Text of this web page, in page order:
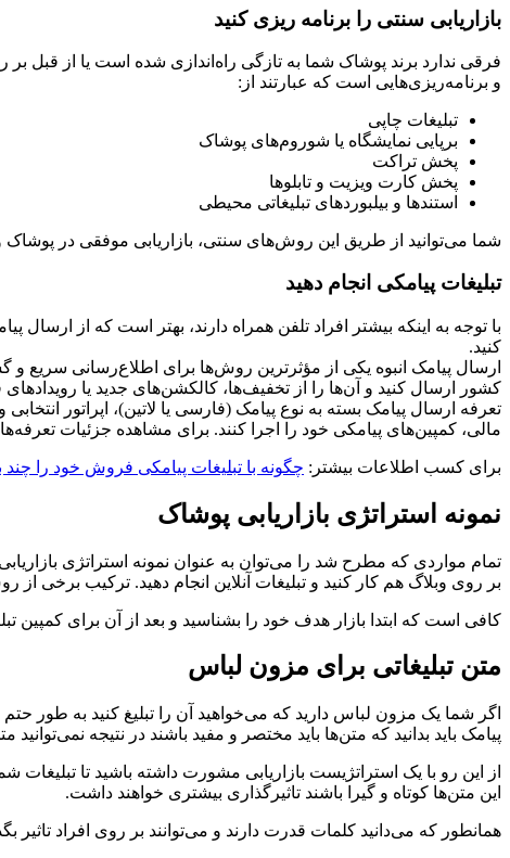
بازاریابی سنتی را برنامه ریزی کنید
فرقی ندارد برند پوشاک شما به تازگی راه‌اندازی شده است یا از قبل
و برنامه‌ریزی‌هایی است که عبارتند از:
تبلیغات چاپی
برپایی نمایشگاه‌ یا شوروم‌های پوشاک
پخش تراکت
پخش کارت ویزیت و تابلوها
استندها و بیلبوردهای تبلیغاتی محیطی
شما می‌توانید از طریق این روش‌های سنتی، بازاریابی موفقی در پوشاک
تبلیغات پیامکی انجام دهید
با توجه به اینکه بیشتر افراد تلفن همراه دارند، بهتر است که از
کنید.
ارسال پیامک انبوه یکی از مؤثرترین روش‌ها برای اطلاع‌رسانی سریع
کشور ارسال کنید و آن‌ها را از تخفیف‌ها، کالکشن‌های جدید یا
تعرفه ارسال پیامک بسته به نوع پیامک (فارسی یا لاتین)، اپراتور
مالی، کمپین‌های پیامکی خود را اجرا کنند. برای مشاهده جزئیات
برای کسب اطلاعات بیشتر: چگونه با تبلیغات پیامکی فروش خود را چند
نمونه استراتژی بازاریابی پوشاک
تمام مواردی که مطرح شد را می‌توان به عنوان نمونه استراتژی
بر روی وبلاگ هم کار کنید و تبلیغات آنلاین انجام دهید. ترکیب برخی
کافی است که ابتدا بازار هدف خود را بشناسید و بعد از آن برای کمپین
متن تبلیغاتی برای مزون لباس
اگر شما یک مزون لباس دارید که می‌خواهید آن را تبلیغ کنید به طور
پیامک باید بدانید که متن‌ها باید مختصر و مفید باشند در نتیجه نمی‌توانید
از این رو با یک استراتژیست بازاریابی مشورت داشته باشید تا تبلیغات
این متن‌ها کوتاه و گیرا باشند تاثیرگذاری بیشتری خواهند داشت.
همانطور که می‌دانید کلمات قدرت دارند و می‌توانند بر روی افراد تاثیر